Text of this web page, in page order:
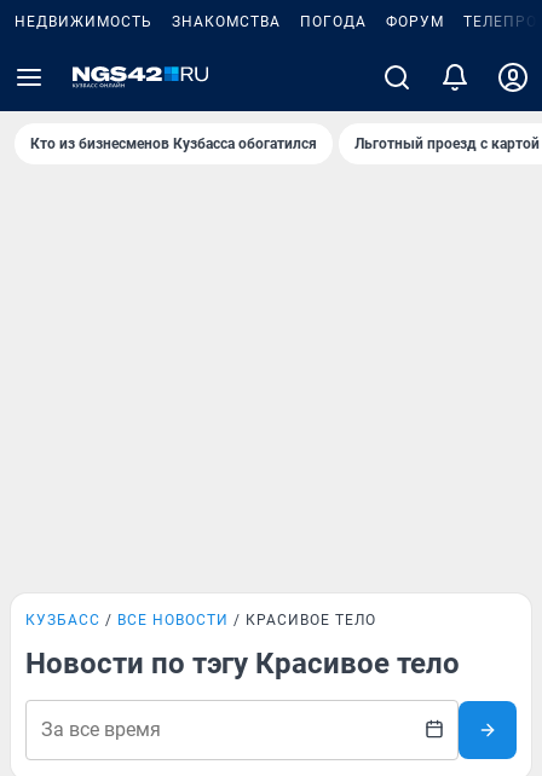
НЕДВИЖИМОСТЬ ЗНАКОМСТВА ПОГОДА ФОРУМ
Кто из бизнесменов Кузбасса обогатился Льготный проезд с
КУЗБАСС ВСЕ НОВОСТИ КРАСИВОЕ ТЕЛО
Новости по тэгу Красивое тело